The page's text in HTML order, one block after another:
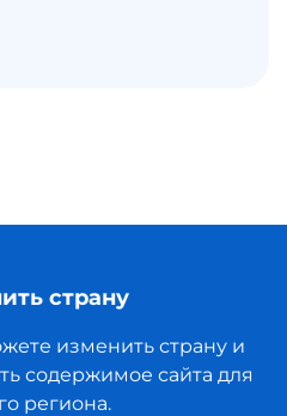
страну
изменить страну и
содержимое сайта для
региона.